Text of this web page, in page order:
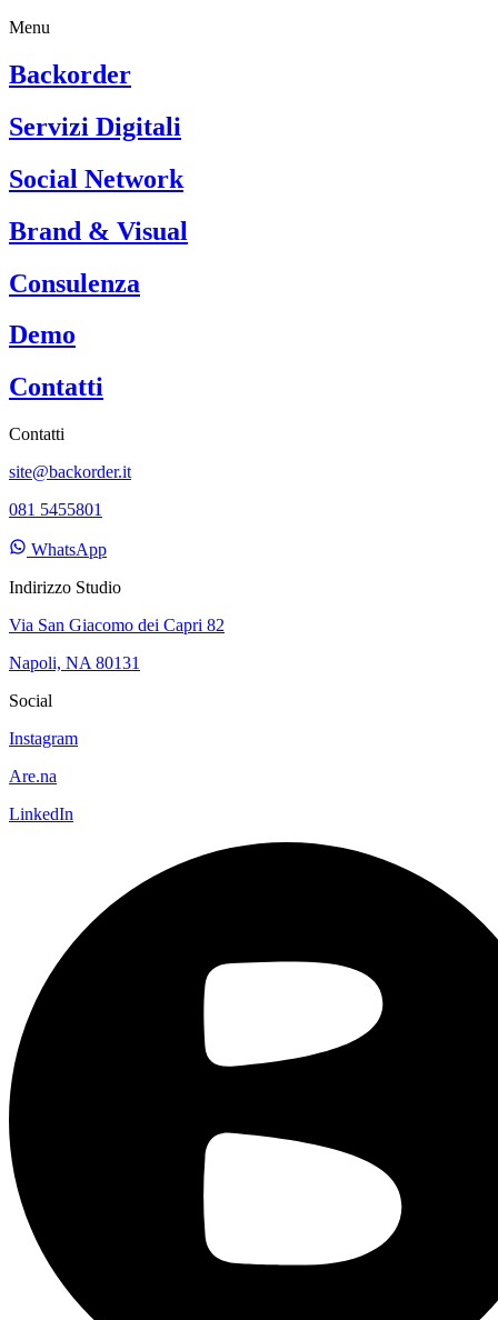
Menu
Backorder
Servizi Digitali
Social Network
Brand & Visual
Consulenza
Demo
Contatti
Contatti
site@backorder.it
081 5455801
WhatsApp
Indirizzo Studio
Via San Giacomo dei Capri 82
Napoli, NA 80131
Social
Instagram
Are.na
LinkedIn